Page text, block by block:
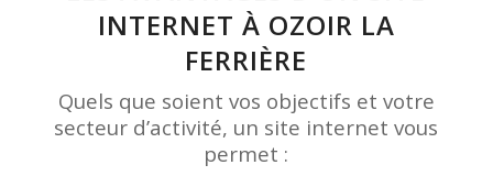
INTERNET À OZOIR LA
FERRIÈRE
Quels que soient vos objectifs et votre
secteur d’activité, un site internet vous
permet :